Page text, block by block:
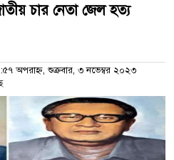
চার নেতা জেল হত্য
অপরাহ্ন, শুক্রবার, ৩ নভেম্বর ২০২৩